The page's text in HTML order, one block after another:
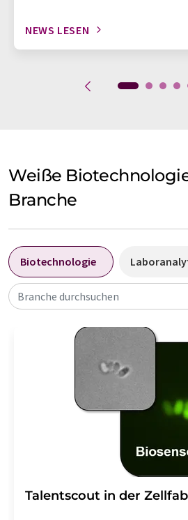
NEWS LESEN
Weiße
Branche
Biotechnologie
Branche durchsuchen
Talentscout in der